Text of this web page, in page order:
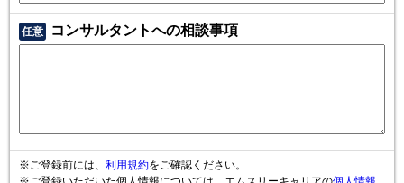
任意 コンサルタントへの相談事項
※ご登録前には、 利用規約をご確認ください。